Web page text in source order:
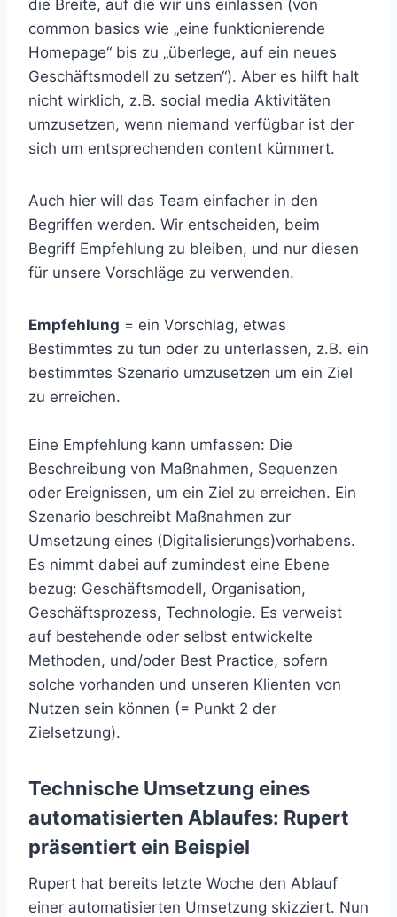
die Breite, auf die wir uns einlassen (von
common basics wie „eine funktionierende
Homepage“ bis zu „überlege, auf ein neues
Geschäftsmodell zu setzen“). Aber es hilft halt
nicht wirklich, z.B. social media Aktivitäten
umzusetzen, wenn niemand verfügbar ist der
sich um entsprechenden content kümmert.
Auch hier will das Team einfacher in den
Begriffen werden. Wir entscheiden, beim
Begriff Empfehlung zu bleiben, und nur diesen
für unsere Vorschläge zu verwenden.
Empfehlung = ein Vorschlag, etwas
Bestimmtes zu tun oder zu unterlassen, z.B. ein
bestimmtes Szenario umzusetzen um ein Ziel
zu erreichen.
Eine Empfehlung kann umfassen: Die
Beschreibung von Maßnahmen, Sequenzen
oder Ereignissen, um ein Ziel zu erreichen. Ein
Szenario beschreibt Maßnahmen zur
Umsetzung eines (Digitalisierungs)vorhabens.
Es nimmt dabei auf zumindest eine Ebene
bezug: Geschäftsmodell, Organisation,
Geschäftsprozess, Technologie. Es verweist
auf bestehende oder selbst entwickelte
Methoden, und/oder Best Practice, sofern
solche vorhanden und unseren Klienten von
Nutzen sein können (= Punkt 2 der
Zielsetzung).
Technische Umsetzung eines
automatisierten Ablaufes: Rupert
präsentiert ein Beispiel
Rupert hat bereits letzte Woche den Ablauf
einer automatisierten Umsetzung skizziert. Nun